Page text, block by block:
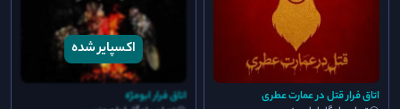
اتاق فرار قتل در عمارت عطری اتاق فرار ابومرّه